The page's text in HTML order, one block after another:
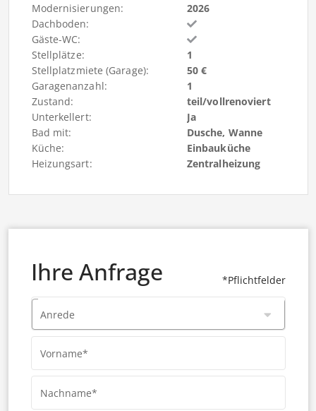
Modernisierungen:
2026
Dachboden:
Gäste-WC:
Stellplätze:
1
Stellplatzmiete (Garage):
50 €
Garagenanzahl:
1
Zustand:
teil/vollrenoviert
Unterkellert:
Ja
Bad mit:
Dusche, Wanne
Küche:
Einbauküche
Heizungsart:
Zentralheizung
*Pflichtfelder
Ihre Anfrage
Anrede
Vorname*
Nachname*